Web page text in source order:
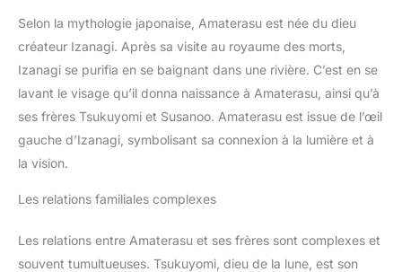
Selon la mythologie japonaise, Amaterasu est née du dieu
créateur Izanagi. Après sa visite au royaume des morts,
Izanagi se purifia en se baignant dans une rivière. C’est en se
lavant le visage qu’il donna naissance à Amaterasu, ainsi qu’à
ses frères Tsukuyomi et Susanoo. Amaterasu est issue de l’œil
gauche d’Izanagi, symbolisant sa connexion à la lumière et à
la vision.
Les relations familiales complexes
Les relations entre Amaterasu et ses frères sont complexes et
souvent tumultueuses. Tsukuyomi, dieu de la lune, est son